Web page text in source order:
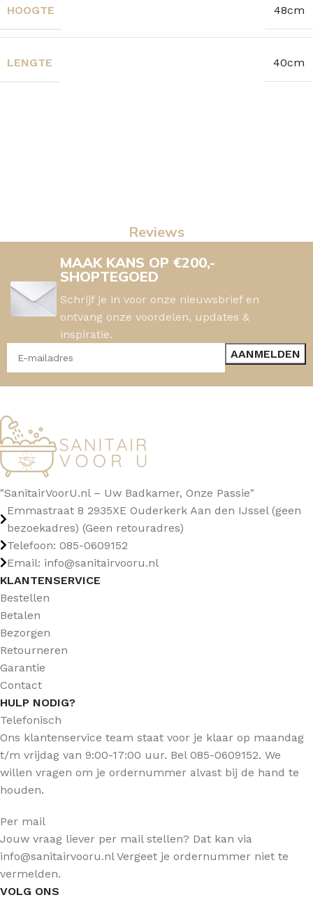
HOOGTE 48cm
LENGTE 40cm
Reviews
MAAK KANS OP €200,-
SHOPTEGOED
Schrijf je in voor onze nieuwsbrief en
ontvang onze voordelen, updates &
inspiratie.
"SanitairVoorU.nl – Uw Badkamer, Onze Passie"
Emmastraat 8 2935XE Ouderkerk Aan den IJssel (geen
bezoekadres) (Geen retouradres)
Telefoon: 085-0609152
Email: info@sanitairvooru.nl
KLANTENSERVICE
Bestellen
Betalen
Bezorgen
Retourneren
Garantie
Contact
HULP NODIG?
Telefonisch
Ons klantenservice team staat voor je klaar op maandag
t/m vrijdag van 9:00-17:00 uur. Bel 085-0609152. We
willen vragen om je ordernummer alvast bij de hand te
houden.
Per mail
Jouw vraag liever per mail stellen? Dat kan via
info@sanitairvooru.nl Vergeet je ordernummer niet te
vermelden.
VOLG ONS